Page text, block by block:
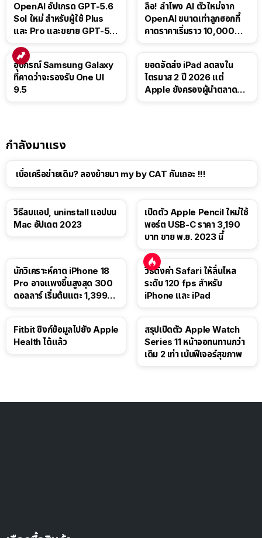
OpenAI อัปเกรด GPT-5.6
Sol ใหม่ สำหรับผู้ใช้ Plus
และ Pro และขยาย GPT-5.6
ลือ! ลำโพง AI ตัวใหม่จาก
OpenAI ขนาดเท่าลูกฮอกกี้
คาดราคาเริ่มราว 10,000
อุปกรณ์ Samsung Galaxy
ที่คาดว่าจะรองรับ One UI
9.5
ยอดจัดส่ง iPad ลดลงใน
ไตรมาส 2 ปี 2026 แต่
Apple ยังครองผู้นำตลาด
กำลังมาแรง
เบื่อเครือข่ายเดิม? ลองย้ายมา my by CAT กันเถอะ !!!
วิธีลบแอป, uninstall แอปบน
Mac อัปเดต 2023
เปิดตัว Apple Pencil ใหม่ใช้
พอร์ต USB-C ราคา 3,190
บาท ขาย พ.ย. 2023 นี้
นักวิเคราะห์คาด iPhone 18
Pro อาจแพงขึ้นสูงสุด 300
ดอลลาร์ เริ่มต้นแตะ 1,399
วิธีตั้งค่า Safari ให้ลื่นไหล
ระดับ 120 fps สำหรับ
iPhone และ iPad
Fitbit ซิงก์ข้อมูลไปยัง Apple
Health ได้แล้ว
สรุปเปิดตัว Apple Watch
Series 11 หน้าจอทนทานกว่า
เดิม 2 เท่า เน้นฟีเจอร์สุขภาพ